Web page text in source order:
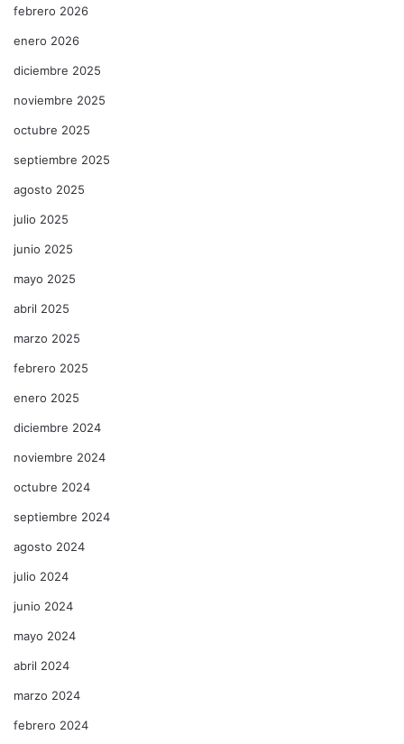
febrero 2026
enero 2026
diciembre 2025
noviembre 2025
octubre 2025
septiembre 2025
agosto 2025
julio 2025
junio 2025
mayo 2025
abril 2025
marzo 2025
febrero 2025
enero 2025
diciembre 2024
noviembre 2024
octubre 2024
septiembre 2024
agosto 2024
julio 2024
junio 2024
mayo 2024
abril 2024
marzo 2024
febrero 2024